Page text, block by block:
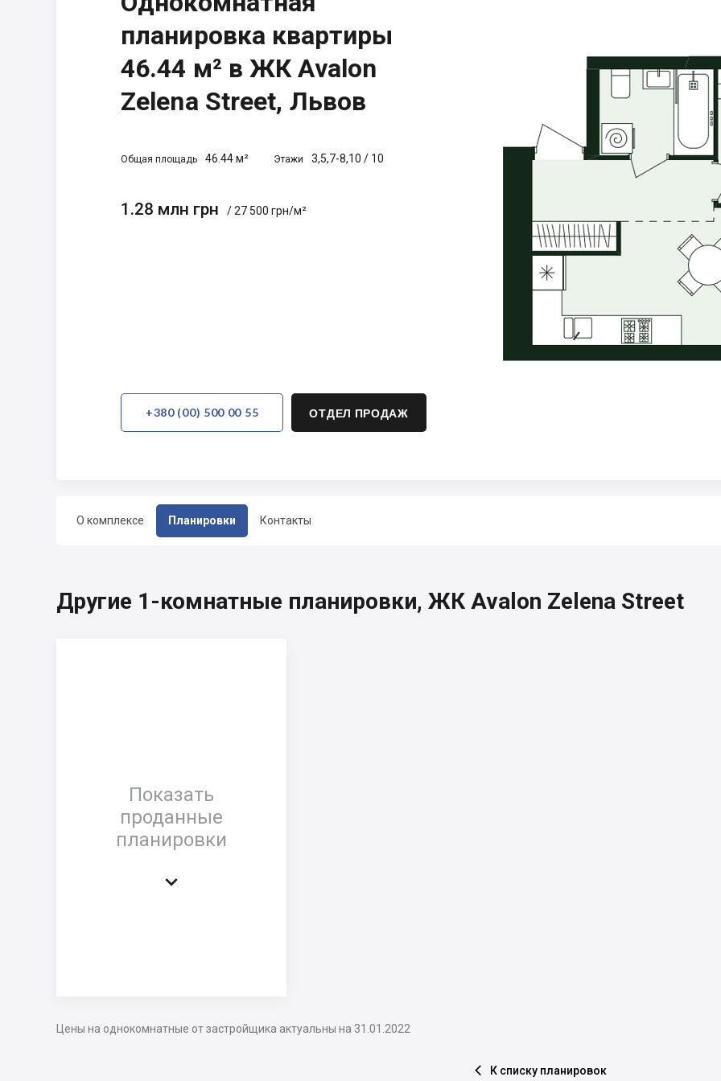
О комплексе Планировки Контакты
планировка квартиры
46.44 м² в ЖК Avalon
Zelena Street, Львов
Общая площадь 46.44 м² Этажи 3,5,7-8,10 / 10
1.28 млн грн / 27 500 грн/м²
+380 (00) 500 00 55 ОТДЕЛ ПРОДАЖ
Другие 1-комнатные планировки, ЖК Avalon Zelena Street
Показать
проданные
планировки

Цены на однокомнатные от застройщика актуальны на 31.01.2022
 К списку планировок